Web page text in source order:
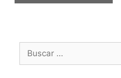
Buscar: